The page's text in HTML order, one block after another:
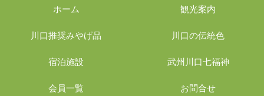
ホーム 観光案内
川口推奨みやげ品 川口の伝統色
宿泊施設 武州川口七福神
会員一覧 お問合せ